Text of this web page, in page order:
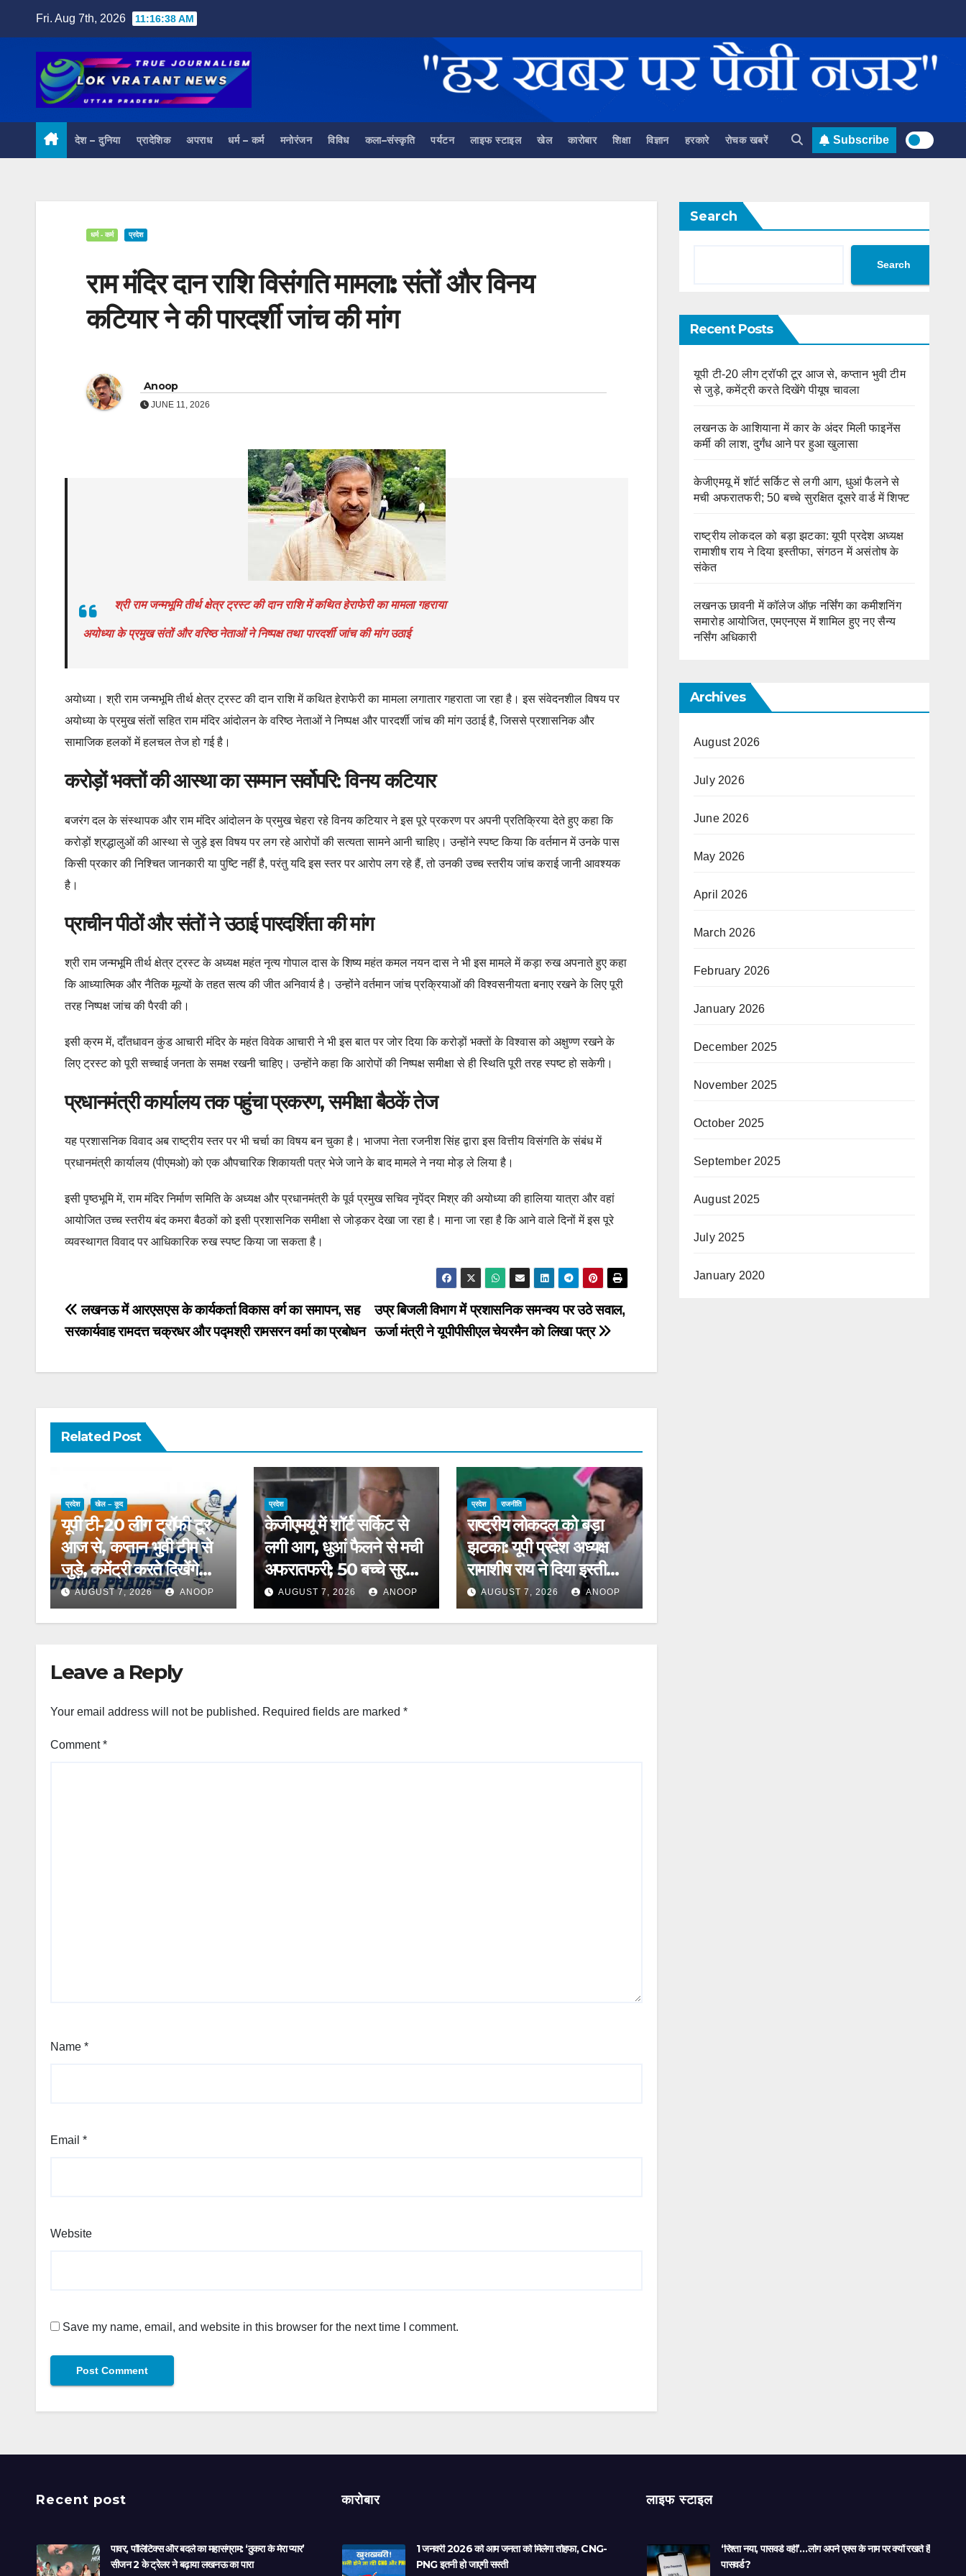
content
Fri. Aug 7th, 2026 11:16:39 AM
देश – दुनिया प्रादेशिक अपराध धर्म – कर्म मनोरंजन विविध कला–संस्कृति पर्यटन लाइफ स्टाइल खेल कारोबार शिक्षा विज्ञान हरकारे रोचक खबरें Subscribe
धर्म - कर्म प्रदेश
राम मंदिर दान राशि विसंगति मामला: संतों और विनय
कटियार ने की पारदर्शी जांच की मांग
Anoop
JUNE 11, 2026
श्री राम जन्मभूमि तीर्थ क्षेत्र ट्रस्ट की दान राशि में कथित हेराफेरी का मामला गहराया
अयोध्या के प्रमुख संतों और वरिष्ठ नेताओं ने निष्पक्ष तथा पारदर्शी जांच की मांग उठाई
अयोध्या। श्री राम जन्मभूमि तीर्थ क्षेत्र ट्रस्ट की दान राशि में कथित हेराफेरी का मामला लगातार गहराता जा रहा है। इस संवेदनशील विषय पर
अयोध्या के प्रमुख संतों सहित राम मंदिर आंदोलन के वरिष्ठ नेताओं ने निष्पक्ष और पारदर्शी जांच की मांग उठाई है, जिससे प्रशासनिक और
सामाजिक हलकों में हलचल तेज हो गई है।
करोड़ों भक्तों की आस्था का सम्मान सर्वोपरि: विनय कटियार
बजरंग दल के संस्थापक और राम मंदिर आंदोलन के प्रमुख चेहरा रहे विनय कटियार ने इस पूरे प्रकरण पर अपनी प्रतिक्रिया देते हुए कहा कि
करोड़ों श्रद्धालुओं की आस्था से जुड़े इस विषय पर लग रहे आरोपों की सत्यता सामने आनी चाहिए। उन्होंने स्पष्ट किया कि वर्तमान में उनके पास
किसी प्रकार की निश्चित जानकारी या पुष्टि नहीं है, परंतु यदि इस स्तर पर आरोप लग रहे हैं, तो उनकी उच्च स्तरीय जांच कराई जानी आवश्यक
है।
प्राचीन पीठों और संतों ने उठाई पारदर्शिता की मांग
श्री राम जन्मभूमि तीर्थ क्षेत्र ट्रस्ट के अध्यक्ष महंत नृत्य गोपाल दास के शिष्य महंत कमल नयन दास ने भी इस मामले में कड़ा रुख अपनाते हुए कहा
कि आध्यात्मिक और नैतिक मूल्यों के तहत सत्य की जीत अनिवार्य है। उन्होंने वर्तमान जांच प्रक्रियाओं की विश्वसनीयता बनाए रखने के लिए पूरी
तरह निष्पक्ष जांच की पैरवी की।
इसी क्रम में, दाँतधावन कुंड आचारी मंदिर के महंत विवेक आचारी ने भी इस बात पर जोर दिया कि करोड़ों भक्तों के विश्वास को अक्षुण्ण रखने के
लिए ट्रस्ट को पूरी सच्चाई जनता के समक्ष रखनी चाहिए। उन्होंने कहा कि आरोपों की निष्पक्ष समीक्षा से ही स्थिति पूरी तरह स्पष्ट हो सकेगी।
प्रधानमंत्री कार्यालय तक पहुंचा प्रकरण, समीक्षा बैठकें तेज
यह प्रशासनिक विवाद अब राष्ट्रीय स्तर पर भी चर्चा का विषय बन चुका है। भाजपा नेता रजनीश सिंह द्वारा इस वित्तीय विसंगति के संबंध में
प्रधानमंत्री कार्यालय (पीएमओ) को एक औपचारिक शिकायती पत्र भेजे जाने के बाद मामले ने नया मोड़ ले लिया है।
इसी पृष्ठभूमि में, राम मंदिर निर्माण समिति के अध्यक्ष और प्रधानमंत्री के पूर्व प्रमुख सचिव नृपेंद्र मिश्र की अयोध्या की हालिया यात्रा और वहां
आयोजित उच्च स्तरीय बंद कमरा बैठकों को इसी प्रशासनिक समीक्षा से जोड़कर देखा जा रहा है। माना जा रहा है कि आने वाले दिनों में इस पूरे
व्यवस्थागत विवाद पर आधिकारिक रुख स्पष्ट किया जा सकता है।
Post
navigation
उप्र बिजली विभाग में प्रशासनिक समन्वय पर उठे सवाल,
ऊर्जा मंत्री ने यूपीपीसीएल चेयरमैन को लिखा पत्र
लखनऊ में आरएसएस के कार्यकर्ता विकास वर्ग का समापन, सह
सरकार्यवाह रामदत्त चक्रधर और पद्मश्री रामसरन वर्मा का प्रबोधन
Related Post
प्रदेश खेल – कूद
यूपी टी-20 लीग ट्रॉफी टूर
आज से, कप्तान भुवी टीम से
जुड़े, कमेंट्री करते दिखेंगे
पीयूष चावला
AUGUST 7, 2026 ANOOP
प्रदेश
केजीएमयू में शॉर्ट सर्किट से
लगी आग, धुआं फैलने से मची
अफरातफरी; 50 बच्चे सुरक्षित
दूसरे वार्ड में शिफ्ट
AUGUST 7, 2026 ANOOP
प्रदेश राजनीति
राष्ट्रीय लोकदल को बड़ा
झटका: यूपी प्रदेश अध्यक्ष
रामाशीष राय ने दिया इस्तीफा,
संगठन में असंतोष के संकेत
AUGUST 7, 2026 ANOOP
Leave a Reply
Your email address will not be published. Required fields are marked *
Comment*
Name *
Email *
Website
Save my name, email, and website in this browser for the next time I comment.
Search
Search
Recent Posts
यूपी टी-20 लीग ट्रॉफी टूर आज से, कप्तान भुवी टीम
से जुड़े, कमेंट्री करते दिखेंगे पीयूष चावला
लखनऊ के आशियाना में कार के अंदर मिली फाइनेंस
कर्मी की लाश, दुर्गंध आने पर हुआ खुलासा
केजीएमयू में शॉर्ट सर्किट से लगी आग, धुआं फैलने से
मची अफरातफरी; 50 बच्चे सुरक्षित दूसरे वार्ड में शिफ्ट
राष्ट्रीय लोकदल को बड़ा झटका: यूपी प्रदेश अध्यक्ष
रामाशीष राय ने दिया इस्तीफा, संगठन में असंतोष के
संकेत
लखनऊ छावनी में कॉलेज ऑफ़ नर्सिंग का कमीशनिंग
समारोह आयोजित, एमएनएस में शामिल हुए नए सैन्य
नर्सिंग अधिकारी
Archives
August 2026
July 2026
June 2026
May 2026
April 2026
March 2026
February 2026
January 2026
December 2025
November 2025
October 2025
September 2025
August 2025
July 2025
January 2020
Recent post
पावर, पॉलिटिक्स और बदले का महासंग्राम: ‘ठुकरा के मेरा प्यार’
सीजन 2 के ट्रेलर ने बढ़ाया लखनऊ का पारा
कारोबार
1 जनवरी 2026 को आम जनता को मिलेगा तोहफा, CNG-
PNG इतनी हो जाएगी सस्ती
लाइफ स्टाइल
‘रिश्ता नया, पासवर्ड वही’…लोग अपने एक्स के नाम पर क्यों रखते हैं
पासवर्ड?